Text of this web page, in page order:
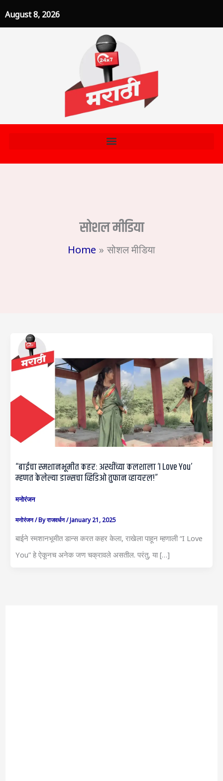
Skip
to
August 8, 2026
सोशल मीडिया
Home सोशल मीडिया
“बाईचा स्मशानभूमीत कहर: अस्थींच्या कलशाला ‘I Love You’
म्हणत केलेल्या डान्सचा व्हिडिओ तुफान व्हायरल!”
मनोरंजन
मनोरंजन/ Byराजवर्धन/January 21, 2025
बाईने स्मशानभूमीत डान्स करत कहर केला, राखेला पाहून म्हणाली “I Love
You” हे ऐकूनच अनेक जण चक्रावले असतील. परंतु, या […]